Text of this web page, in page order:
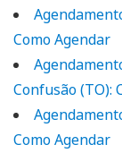
Como Agendar
Confusão (TO):
Como Agendar